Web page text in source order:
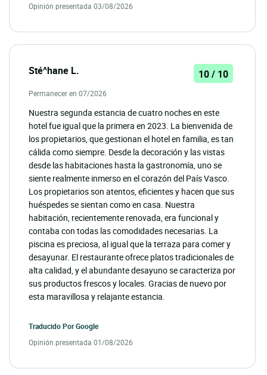
Opinión presentada 03/08/2026
Sté^hane L. 10 / 10
Permanecer en 07/2026
Nuestra segunda estancia de cuatro noches en este
hotel fue igual que la primera en 2023. La bienvenida de
los propietarios, que gestionan el hotel en familia, es tan
cálida como siempre. Desde la decoración y las vistas
desde las habitaciones hasta la gastronomía, uno se
siente realmente inmerso en el corazón del País Vasco.
Los propietarios son atentos, eficientes y hacen que sus
huéspedes se sientan como en casa. Nuestra
habitación, recientemente renovada, era funcional y
contaba con todas las comodidades necesarias. La
piscina es preciosa, al igual que la terraza para comer y
desayunar. El restaurante ofrece platos tradicionales de
alta calidad, y el abundante desayuno se caracteriza por
sus productos frescos y locales. Gracias de nuevo por
esta maravillosa y relajante estancia.
Traducido PorGoogle
Opinión presentada 01/08/2026